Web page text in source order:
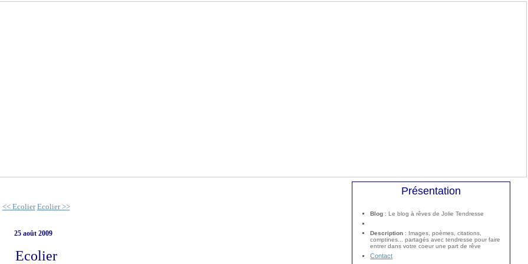
<< Ecolier Ecolier >>
25 août 2009
Ecolier
Présentation
Blog : Le blog à rêves de Jolie Tendresse
Description : Images, poèmes, citations,
comptines... partagés avec tendresse pour faire
entrer dans votre coeur une part de rêve
Contact